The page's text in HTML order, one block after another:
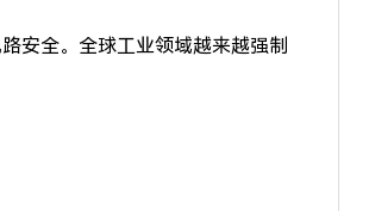
安全。全球工业领域越来越强制